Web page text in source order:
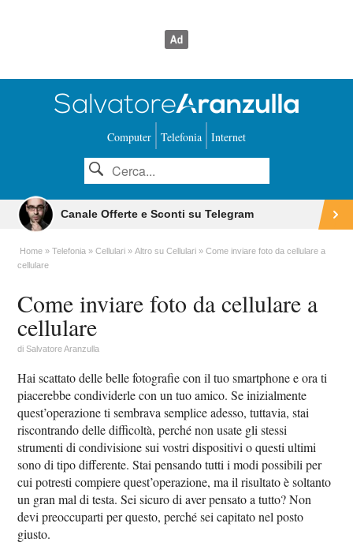
Computer Telefonia Internet
Canale Offerte e Sconti su Telegram
Home Telefonia Cellulari Altro su Cellulari
Come inviare foto da cellulare a
cellulare
Come inviare foto da cellulare a
cellulare
diSalvatore Aranzulla
Hai scattato delle belle fotografie con il tuo smartphone e ora ti
piacerebbe condividerle con un tuo amico. Se inizialmente
quest’operazione ti sembrava semplice adesso, tuttavia, stai
riscontrando delle difficoltà, perché non usate gli stessi
strumenti di condivisione sui vostri dispositivi o questi ultimi
sono di tipo differente. Stai pensando tutti i modi possibili per
cui potresti compiere quest’operazione, ma il risultato è soltanto
un gran mal di testa. Sei sicuro di aver pensato a tutto? Non
devi preoccuparti per questo, perché sei capitato nel posto
giusto.